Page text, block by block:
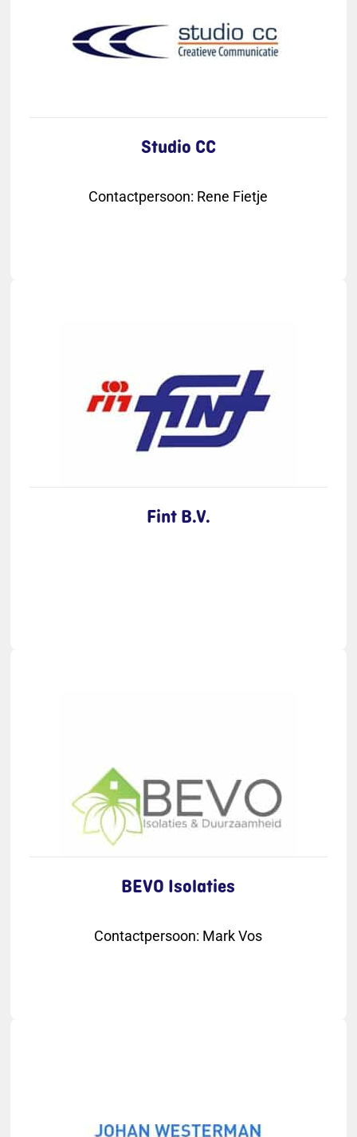
Studio CC
Contactpersoon: Rene Fietje
Fint B.V.
BEVO Isolaties
Contactpersoon: Mark Vos